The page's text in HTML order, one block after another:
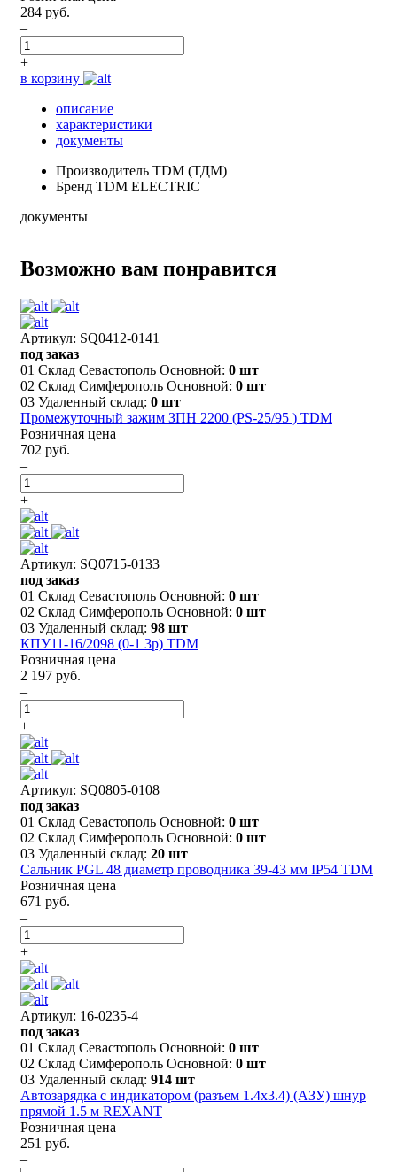
284 руб.
–
+
в корзину
описание
характеристики
документы
Производитель TDM (ТДМ)
Бренд TDM ELECTRIC
документы
Возможно вам понравится
Артикул: SQ0412-0141
под заказ
01 Склад Севастополь Основной: 0 шт
02 Склад Симферополь Основной: 0 шт
03 Удаленный склад: 0 шт
Промежуточный зажим ЗПН 2200 (PS-25/95 ) TDM
Розничная цена
702 руб.
–
+
Артикул: SQ0715-0133
под заказ
01 Склад Севастополь Основной: 0 шт
02 Склад Симферополь Основной: 0 шт
03 Удаленный склад: 98 шт
КПУ11-16/2098 (0-1 3р) TDM
Розничная цена
2 197 руб.
–
+
Артикул: SQ0805-0108
под заказ
01 Склад Севастополь Основной: 0 шт
02 Склад Симферополь Основной: 0 шт
03 Удаленный склад: 20 шт
Сальник PGL 48 диаметр проводника 39-43 мм IP54 TDM
Розничная цена
671 руб.
–
+
Артикул: 16-0235-4
под заказ
01 Склад Севастополь Основной: 0 шт
02 Склад Симферополь Основной: 0 шт
03 Удаленный склад: 914 шт
Автозарядка с индикатором (разъем 1.4х3.4) (АЗУ) шнур
прямой 1.5 м REXANT
Розничная цена
251 руб.
–